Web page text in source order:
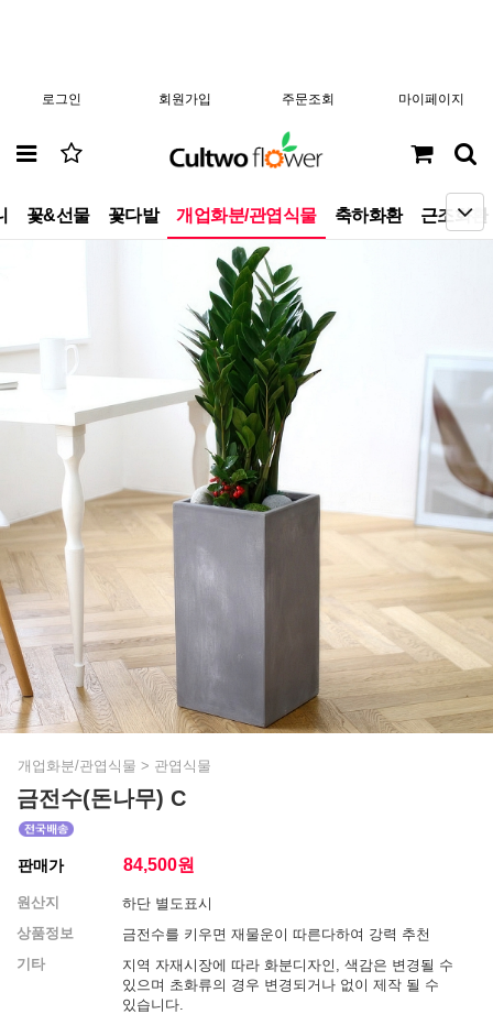
로그인 회원가입 주문조회 마이페이지
꽃&선물 꽃다발 개업화분/관엽식물 축하화환 근조화환
개업화분/관엽식물 > 관엽식물
금전수(돈나무) C
판매가 84,500원
원산지
하단 별도표시
상품정보
금전수를 키우면 재물운이 따른다하여 강력 추천
기타
지역 자재시장에 따라 화분디자인, 색감은 변경될 수
있으며 초화류의 경우 변경되거나 없이 제작 될 수
있습니다.